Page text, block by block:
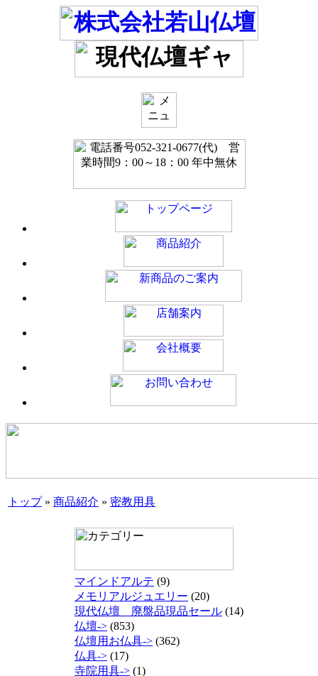
トップ» 商品紹介 » 密教用具
マインドアルテ (9)
メモリアルジュエリー (20)
現代仏壇 廃盤品現品セール (14)
仏壇-> (853)
仏壇用お仏具-> (362)
仏具-> (17)
寺院用具-> (1)